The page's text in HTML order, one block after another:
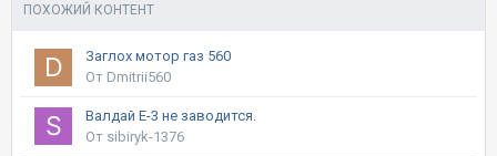
ПОХОЖИЙ КОНТЕНТ
Заглох мотор газ 560
От Dmitrii560
Валдай Е-3 не заводится.
От sibiryk-1376